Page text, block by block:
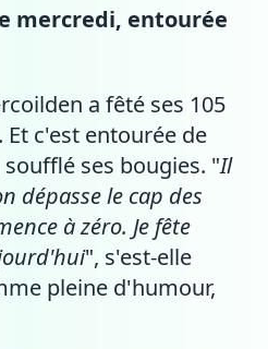
mercredi, entourée
a fêté ses 105
c'est entourée de
ses bougies. "Il
dépasse le cap des
à zéro. Je fête
", s'est-elle
pleine d'humour,